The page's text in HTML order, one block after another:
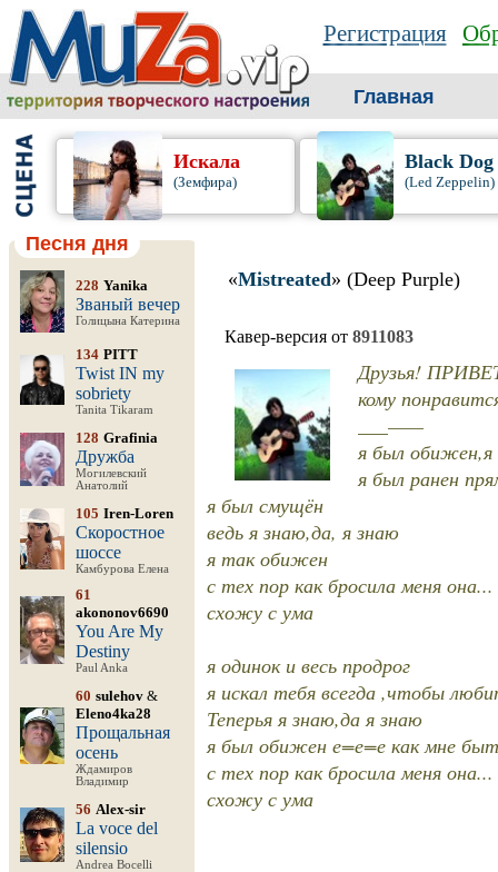
Регистрация
Главная
Искала
(Земфира)
Black Dog
(Led Zeppelin)
Песня дня
228 Yanika
Званый вечер
Голицына Катерина
134 PITT
Twist IN my
sobriety
Tanita Tikaram
128 Grafinia
Дружба
Могилевский
Анатолий
105 Iren-Loren
Скоростное
шоссе
Камбурова Елена
61
akononov6690
You Are My
Destiny
Paul Anka
60 sulehov &
Eleno4ka28
Прощальная
осень
Ждамиров
Владимир
56 Alex-sir
La voce del
silensio
Andrea Bocelli
«Mistreated» (Deep Purple)
Кавер-версия от 8911083
Друзья!
кому
___——
я был обижен,я
я был ранен
я был смущён
ведь я знаю,да, я знаю
я так обижен
с тех пор как бросила меня она...
схожу с ума
я одинок и весь продрог
я искал тебя всегда ,чтобы
Теперья я знаю,да я знаю
я был обижен е=е=е как мне
с тех пор как бросила меня она...
схожу с ума